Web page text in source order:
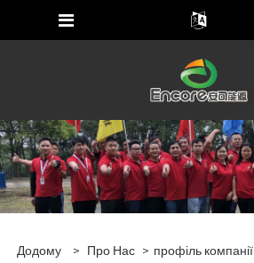
Додому > Про Нас > профіль компанії